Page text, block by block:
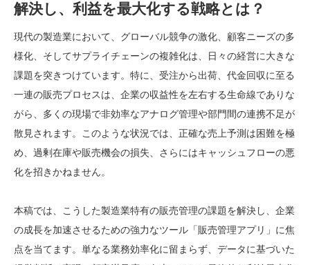
解決し、利益を最大化する戦略とは？
現代の製造業において、グローバル競争の激化、顧客ニーズの多
様化、そしてサプライチェーンの複雑化は、日々の経営に大きな
課題を突きつけています。特に、受注から出荷、代金回収に至る
一連の販売プロセスは、企業の収益性を左右する生命線でありな
がら、多くの現場で非効率なアナログ管理や部門間の連携不足が
散見されます。このような状況では、正確な売上予測は困難を極
め、過剰在庫や販売機会の損失、さらにはキャッシュフローの悪
化を招きかねません。
本稿では、こうした製造業特有の販売管理の課題を解決し、企業
の成長を加速させるための強力なツール「販売管理アプリ」に焦
点を当てます。単なる業務効率化に留まらず、データに基づいた